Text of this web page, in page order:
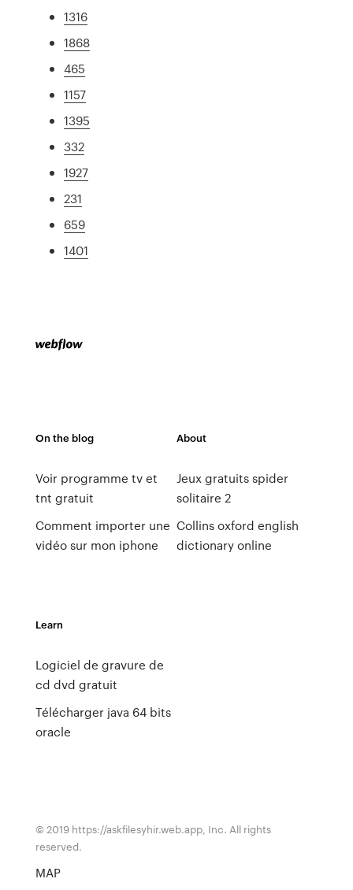
1316
1868
465
1157
1395
332
1927
231
659
1401
On the blog
Voir programme tv et
tnt gratuit
Comment importer une
vidéo sur mon iphone
About
Jeux gratuits spider
solitaire 2
Collins oxford english
dictionary online
Learn
Logiciel de gravure de
cd dvd gratuit
Télécharger java 64 bits
oracle
© 2019 https://askfilesyhir.web.app, Inc. All rights
reserved.
MAP